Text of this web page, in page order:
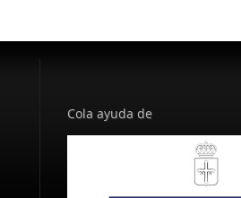
Cola ayuda de